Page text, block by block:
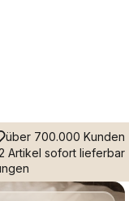
Preis:
über 700.000 Kunden
Artikel sofort lieferbar